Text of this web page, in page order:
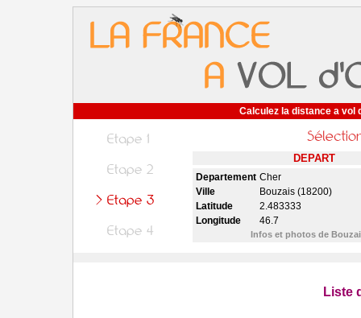
Calculez la distance a vol
DEPART
Departement Cher
Ville
Bouzais (18200)
Latitude
2.483333
Longitude
46.7
Infos et photos de
Liste